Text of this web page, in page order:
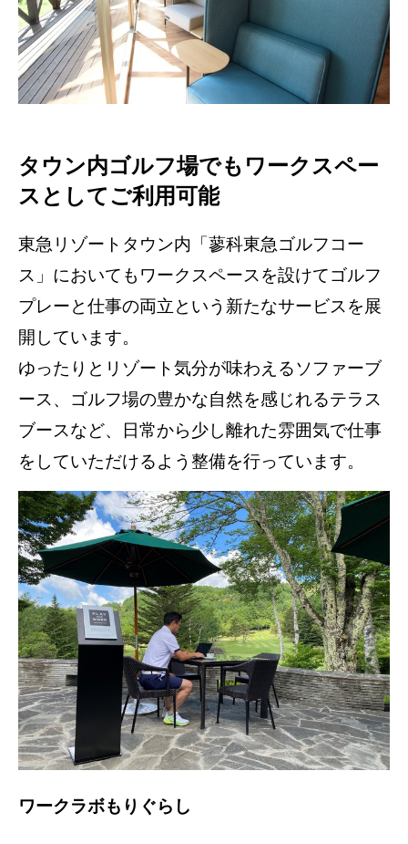
タウン内ゴルフ場でもワークスペー
スとしてご利用可能
東急リゾートタウン内「蓼科東急ゴルフコー
ス」においてもワークスペースを設けてゴルフ
プレーと仕事の両立という新たなサービスを展
開しています。
ゆったりとリゾート気分が味わえるソファーブ
ース、ゴルフ場の豊かな自然を感じれるテラス
ブースなど、日常から少し離れた雰囲気で仕事
をしていただけるよう整備を行っています。
ワークラボもりぐらし